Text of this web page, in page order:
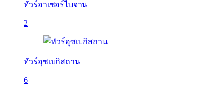
ทัวร์อาเซอร์ไบจาน
2
ทัวร์อุซเบกิสถาน
6